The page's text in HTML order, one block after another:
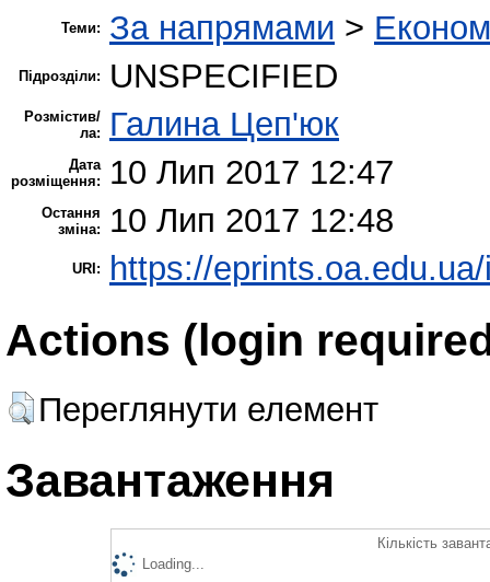
Теми: За напрямами >
Підрозділи: UNSPECIFIED
Розмістив/
ла:
Галина Цеп'юк
Дата
розміщення:
10 Лип 2017 12:47
Остання
зміна:
10 Лип 2017 12:48
URI: https://
Actions (login
Переглянути елемент
Завантаження
Кількість
Loading...